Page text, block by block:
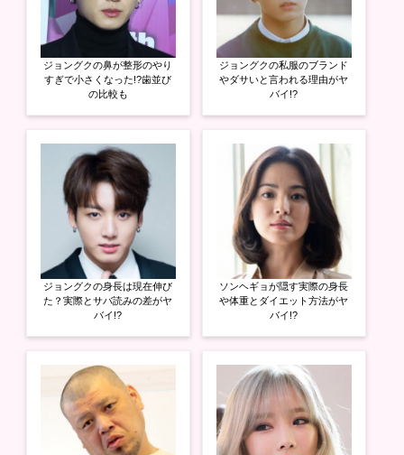
い
ウ
ィ
ン
ド
ウ
で
開
す
て
く
い
(
新
し
い
ウ
ド
ウ
開
き
ま
す
)
い
ウ
ィ
ン
ド
ウ
で
開
す
ジョングクの鼻が整形のやり
すぎで小さくなった!?歯並び
の比較も
ジョングクの身長は現在伸び
た？実際とサバ読みの差がヤ
バイ!?
ジョングクの私服のブランド
やダサいと言われる理由がヤ
バイ!?
ソンヘギョが隠す実際の身長
や体重とダイエット方法がヤ
バイ!?